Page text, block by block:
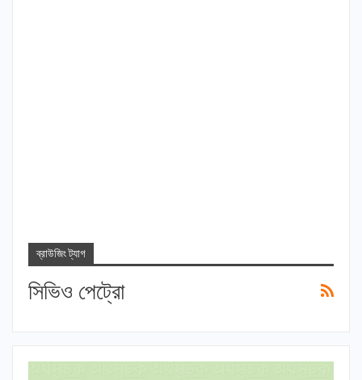
ব্রাউজিং ট্যাগ
সিভিও পেট্রো